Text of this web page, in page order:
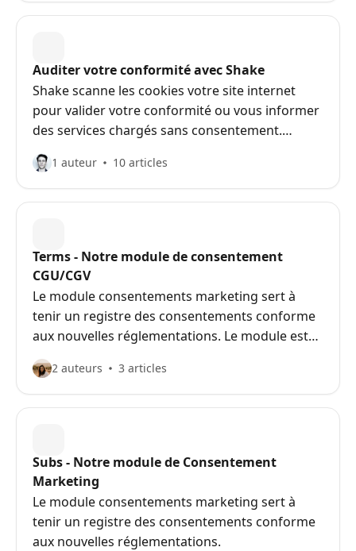
Auditer votre conformité avec Shake
Shake scanne les cookies votre site internet
pour valider votre conformité ou vous informer
des services chargés sans consentement.
Garant de conformité, générateur de widgets
complets... La pépite ultime !
1 auteur 10 articles
Terms - Notre module de consentement
CGU/CGV
Le module consentements marketing sert à
tenir un registre des consentements conforme
aux nouvelles réglementations. Le module est
nécessaires pour les sites ayant des formulaires
contact / newsletter
2 auteurs 3 articles
Subs - Notre module de Consentement
Marketing
Le module consentements marketing sert à
tenir un registre des consentements conforme
aux nouvelles réglementations.